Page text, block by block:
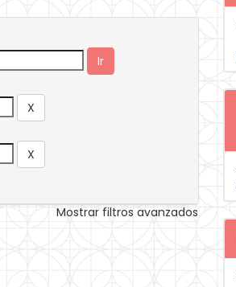
Mostrar filtros avanzados